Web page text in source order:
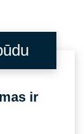
ir